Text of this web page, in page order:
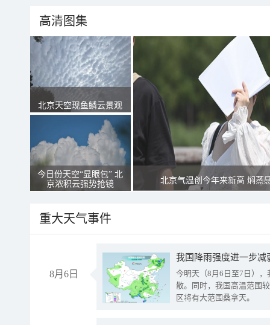
高清图集
北京天空现鱼鳞云景观
今日份天空“显眼包” 北
京浓积云强势抢镜
北京气温创今年来新高 焖蒸
重大天气事件
8月6日
今明天（8月6日至7日）
散。同时，我国高温范围
区将有大范围桑拿天。